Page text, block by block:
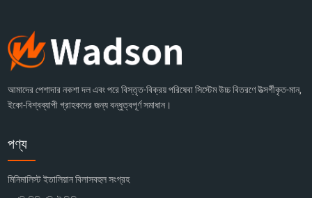
আমাদের পেশাদার নকশা দল এবং পরে বিস্তৃত-বিক্রয় পরিষেবা সিস্টেম উচ্চ বিতরণে উত্সর্গীকৃত-মান,
ইকো-বিশ্বব্যাপী গ্রাহকদের জন্য বন্ধুত্বপূর্ণ সমাধান।
পণ্য
মিনিমালিস্ট ইতালিয়ান বিলাসবহুল সংগ্রহ